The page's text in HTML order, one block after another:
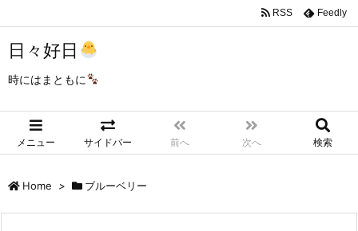
日々好日
時にはまともに
メニュー サイドバー 前へ 次へ 検索
RSS Feedly
Home > ブルーベリー